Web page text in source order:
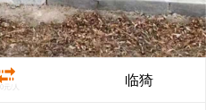
元/人 临猗